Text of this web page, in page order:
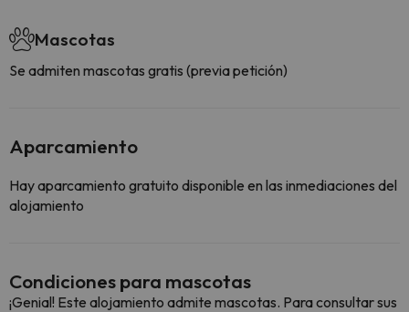
Mascotas
Se admiten mascotas gratis (previa petición)
Aparcamiento
Hay aparcamiento gratuito disponible en las inmediaciones del
alojamiento
Condiciones para mascotas
¡Genial! Este alojamiento admite mascotas. Para consultar sus